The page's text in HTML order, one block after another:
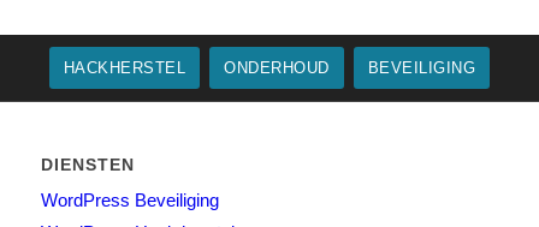
HACKHERSTEL ONDERHOUD BEVEILIGING
DIENSTEN
WordPress Beveiliging